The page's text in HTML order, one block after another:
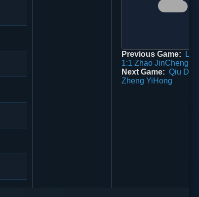
Previous Game:
Li
1:1 Zhao JinCheng
Next Game: Qiu
Zheng YiHong